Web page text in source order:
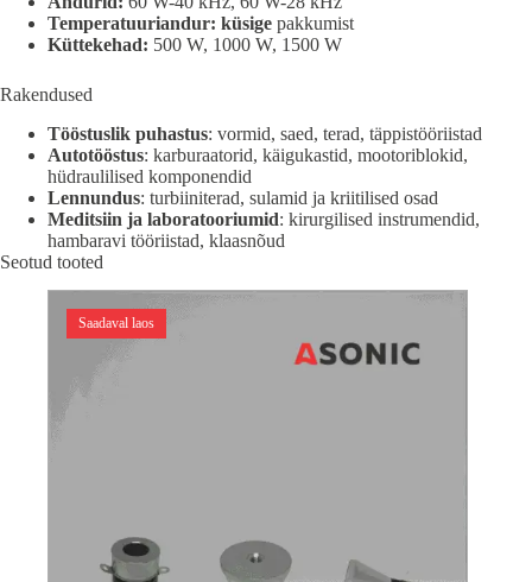
Temperatuuriandur: küsige pakkumist
Küttekehad: 500 W, 1000 W, 1500 W
Rakendused
Tööstuslik puhastus: vormid, saed, terad, täppistööriistad
Autotööstus: karburaatorid, käigukastid, mootoriblokid,
hüdraulilised komponendid
Lennundus: turbiiniterad, sulamid ja kriitilised osad
Meditsiin ja laboratooriumid: kirurgilised instrumendid,
hambaravi tööriistad, klaasnõud
Seotud tooted
Saadaval laos